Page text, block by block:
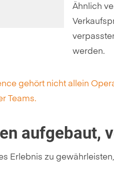
Ähnlich
werden.
gehört nicht allein
Teams.
aufgebaut,
Erlebnis zu